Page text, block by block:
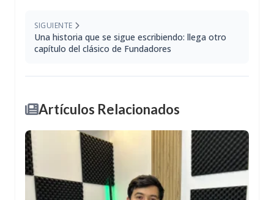
SIGUIENTE
Una historia que se sigue escribiendo: llega otro
capítulo del clásico de Fundadores
Artículos Relacionados